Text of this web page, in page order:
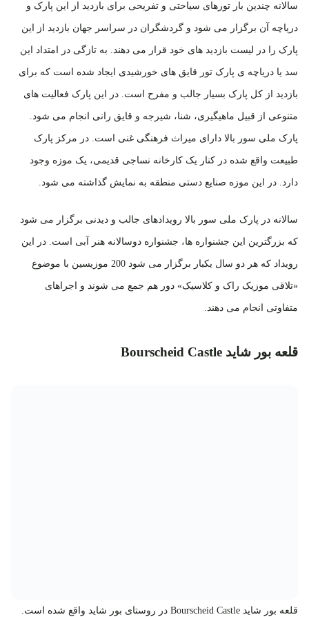
سالانه چندین بار تورهای سیاحتی و تفریحی برای بازدید از این پارک و
دریاچه آن برگزار می شود و گردشگران در سراسر جهان بازدید از این
پارک را در لیست بازدید های خود قرار می دهند. به تازگی در امتداد این
سد یا دریاچه ی پارک تور قایق های خورشیدی ایجاد شده است که برای
بازدید از کل پارک بسیار جالب و مفرح است. در این پارک فعالیت های
متنوعی از قبیل ماهیگیری، شنا، شیرجه و قایق رانی انجام می شود.
پارک ملی سور بالا دارای میراث فرهنگی غنی است. در مرکز پارک
طبیعت واقع شده در کنار یک کارخانه نساجی قدیمی، یک موزه وجود
دارد. در این موزه صنایع دستی منطقه به نمایش گذاشته می شود.
سالانه در پارک ملی سور بالا رویدادهای جالب و دیدنی برگزار می شود
که بزرگترین این جشنواره ها، جشنواره دوسالانه هنر آبی است. در این
رویداد که هر دو سال یکبار برگزار می شود 200 موزیسین با موضوع
«تلاقی موزیک راک و کلاسیک» دور هم جمع می شوند و اجراهای
متفاوتی انجام می دهند.
قلعه‌ بور شاید Bourscheid Castle
قلعه‌ بور شاید Bourscheid Castle در روستای بور شاید واقع شده است.